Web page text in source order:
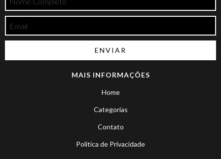
MAIS INFORMAÇÕES
Home
Categorias
Contato
Politica de Privacidade